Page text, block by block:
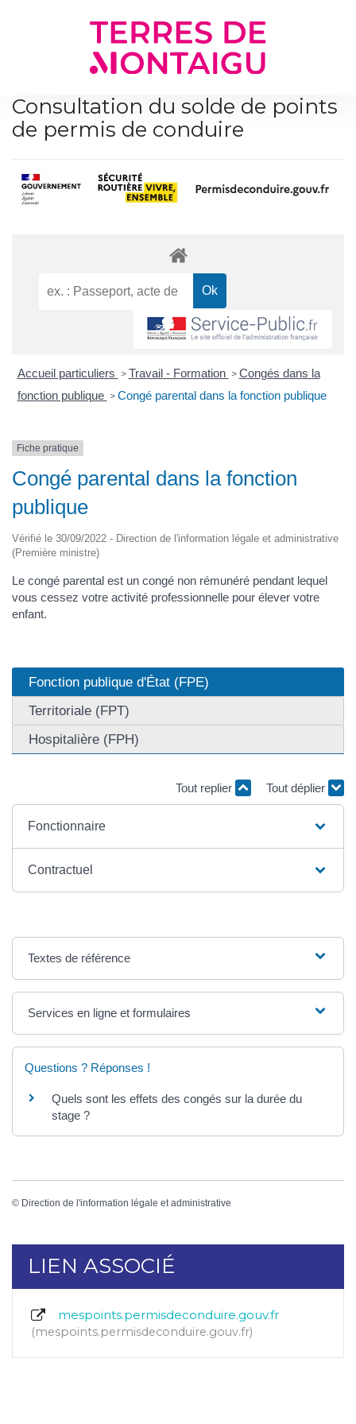
Consultation du solde de points
de permis de conduire
Accueil particuliers > Travail - Formation > Congés dans la
fonction publique > Congé parental dans la fonction publique
Fiche pratique
Congé parental dans la fonction
publique
Vérifié le 30/09/2022 - Direction de l'information légale et administrative
(Première ministre)
Le congé parental est un congé non rémunéré pendant lequel
vous cessez votre activité professionnelle pour élever votre
enfant.
Fonction publique d'État (FPE)
Territoriale (FPT)
Hospitalière (FPH)
Tout replier Tout déplier
Fonctionnaire
Contractuel
Textes de référence
Services en ligne et formulaires
Questions ? Réponses !
Quels sont les effets des congés sur la durée du
stage ?
© Direction de l'information légale et administrative
LIEN ASSOCIÉ
mespoints.permisdeconduire.gouv.fr
mespoints.permisdeconduire.gouv.fr